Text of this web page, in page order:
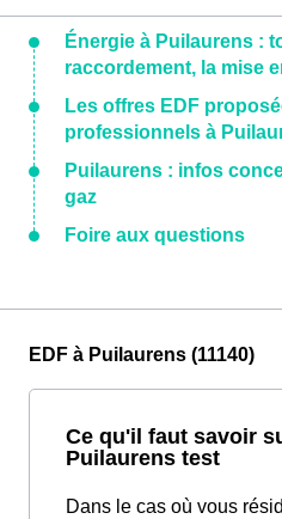
Énergie à Puilaurens :
raccordement, la mise
Les offres EDF
professionnels à
Puilaurens : infos
gaz
Foire aux questions
EDF à Puilaurens (11140)
Ce qu'il faut savoir
Puilaurens test
Dans le cas où vous